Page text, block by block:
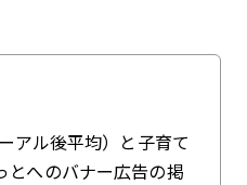
アル後平均）と子育て
とへのバナー広告の掲